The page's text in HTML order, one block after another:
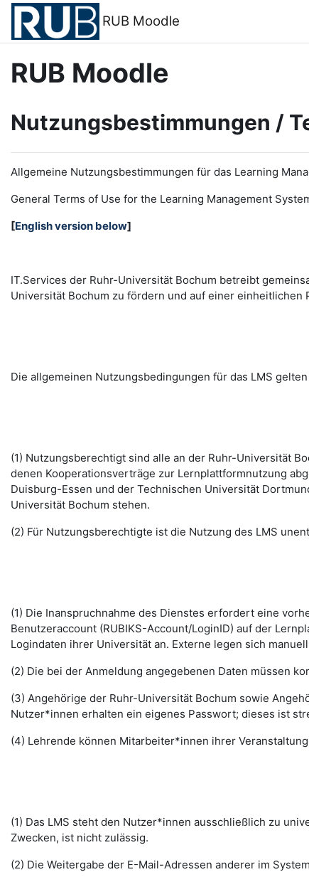
Zum Hauptinhalt
RUB Moodle
RUB Moodle
Nutzungsbestimmungen /
Allgemeine Nutzungsbestimmungen für das Learning
General Terms of Use for the Learning Management S
[English version below]
IT.Services der Ruhr-Universität Bochum betreibt
Universität Bochum zu fördern und auf einer
Die allgemeinen Nutzungsbedingungen für das LMS
(1) Nutzungsberechtigt sind alle an der Ruhr-Universität
denen Kooperationsverträge zur Lernplattformnutzung
Duisburg-Essen und der Technischen Universität
Universität Bochum stehen.
(2) Für Nutzungsberechtigte ist die Nutzung des LMS
(1) Die Inanspruchnahme des Dienstes erfordert eine
Benutzeraccount (RUBIKS-Account/LoginID) auf der
Logindaten ihrer Universität an. Externe legen sich
(2) Die bei der Anmeldung angegebenen Daten müssen
(3) Angehörige der Ruhr-Universität Bochum sowie
Nutzer*innen erhalten ein eigenes Passwort; dieses ist
(4) Lehrende können Mitarbeiter*innen ihrer
(1) Das LMS steht den Nutzer*innen ausschließlich zu
Zwecken, ist nicht zulässig.
(2) Die Weitergabe der E-Mail-Adressen anderer im